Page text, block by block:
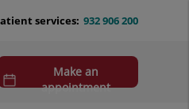
932 906 200
services:
Make an
appointment